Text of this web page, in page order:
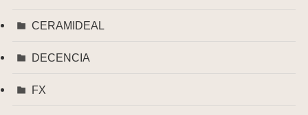
CERAMIDEAL
DECENCIA
FX